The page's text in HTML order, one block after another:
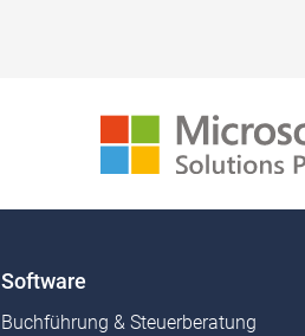
Software
Buchführung & Steuerberatung